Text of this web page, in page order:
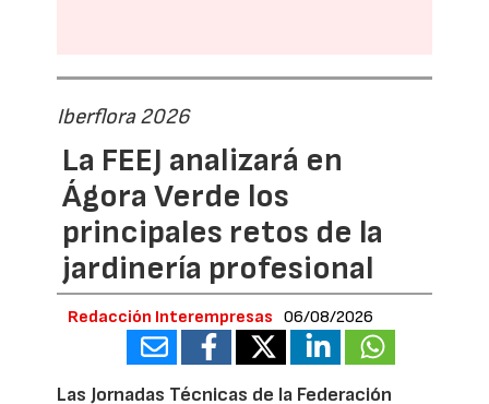
Iberflora 2026
La FEEJ analizará en
Ágora Verde los
principales retos de la
jardinería profesional
Redacción Interempresas 06/08/2026
Las Jornadas Técnicas de la Federación